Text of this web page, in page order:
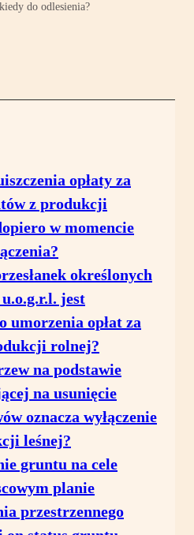
do odlesienia?
opłaty za
z produkcji
w momencie
określonych
jest
umorzenia opłat za
rolnej?
na podstawie
na usunięcie
oznacza wyłączenie
leśnej?
gruntu na cele
planie
przestrzennego